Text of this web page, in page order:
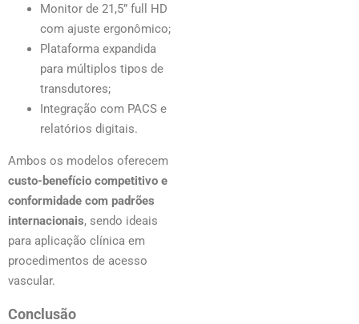
Monitor de 21,5” full HD
com ajuste ergonômico;
Plataforma expandida
para múltiplos tipos de
transdutores;
Integração com PACS e
relatórios digitais.
Ambos os modelos oferecem
custo-benefício competitivo e
conformidade com padrões
internacionais, sendo ideais
para aplicação clínica em
procedimentos de acesso
vascular.
Conclusão